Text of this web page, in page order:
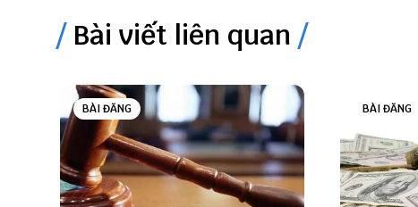
Bài viết liên quan
BÀI ĐĂNG BÀI ĐĂNG